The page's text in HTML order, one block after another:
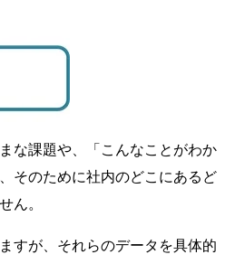
な課題や、「こんなことがわか
そのために社内のどこにあるど
ん。
すが、それらのデータを具体的